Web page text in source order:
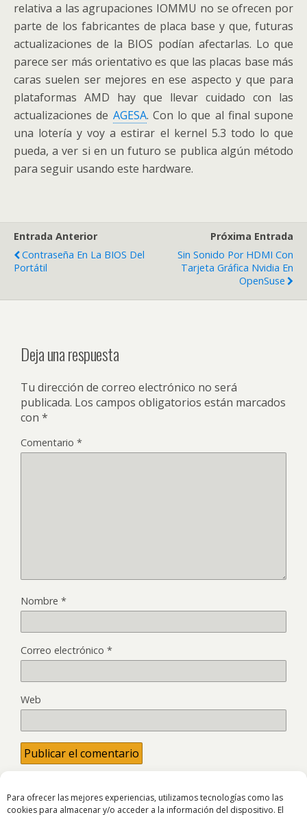
Para ofrecer las mejores experiencias, utilizamos tecnologías como las
cookies para almacenar y/o acceder a la información del dispositivo. El
relativa a las agrupaciones IOMMU no se ofrecen por
parte de los fabricantes de placa base y que, futuras
actualizaciones de la BIOS podían afectarlas. Lo que
parece ser más orientativo es que las placas base más
caras suelen ser mejores en ese aspecto y que para
plataformas AMD hay que llevar cuidado con las
actualizaciones de AGESA. Con lo que al final supone
una lotería y voy a estirar el kernel 5.3 todo lo que
pueda, a ver si en un futuro se publica algún método
para seguir usando este hardware.
Entrada Anterior
Contraseña En La BIOS Del
Portátil
Próxima Entrada
Sin Sonido Por HDMI Con
Tarjeta Gráfica Nvidia En
OpenSuse
Deja una respuesta
Tu dirección de correo electrónico no será
publicada. Los campos obligatorios están marcados
con *
Comentario *
Nombre *
Correo electrónico *
Web